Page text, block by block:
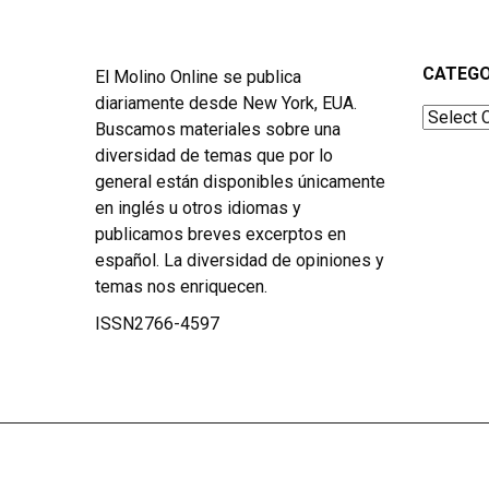
El Molino Online se publica
diariamente desde New York, EUA.
Buscamos materiales sobre una
diversidad de temas que por lo
general están disponibles únicamente
en inglés u otros idiomas y
publicamos breves excerptos en
español. La diversidad de opiniones y
temas nos enriquecen.
ISSN2766-4597